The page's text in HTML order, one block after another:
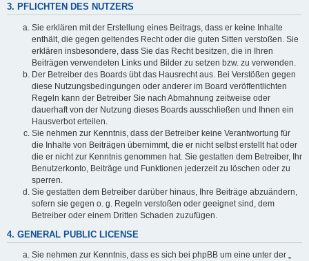
3. PFLICHTEN DES NUTZERS
Sie erklären mit der Erstellung eines Beitrags, dass er keine Inhalte
enthält, die gegen geltendes Recht oder die guten Sitten verstoßen. Sie
erklären insbesondere, dass Sie das Recht besitzen, die in Ihren
Beiträgen verwendeten Links und Bilder zu setzen bzw. zu verwenden.
Der Betreiber des Boards übt das Hausrecht aus. Bei Verstößen gegen
diese Nutzungsbedingungen oder anderer im Board veröffentlichten
Regeln kann der Betreiber Sie nach Abmahnung zeitweise oder
dauerhaft von der Nutzung dieses Boards ausschließen und Ihnen ein
Hausverbot erteilen.
Sie nehmen zur Kenntnis, dass der Betreiber keine Verantwortung für
die Inhalte von Beiträgen übernimmt, die er nicht selbst erstellt hat oder
die er nicht zur Kenntnis genommen hat. Sie gestatten dem Betreiber, Ihr
Benutzerkonto, Beiträge und Funktionen jederzeit zu löschen oder zu
sperren.
Sie gestatten dem Betreiber darüber hinaus, Ihre Beiträge abzuändern,
sofern sie gegen o. g. Regeln verstoßen oder geeignet sind, dem
Betreiber oder einem Dritten Schaden zuzufügen.
4. GENERAL PUBLIC LICENSE
Sie nehmen zur Kenntnis, dass es sich bei phpBB um eine unter der „